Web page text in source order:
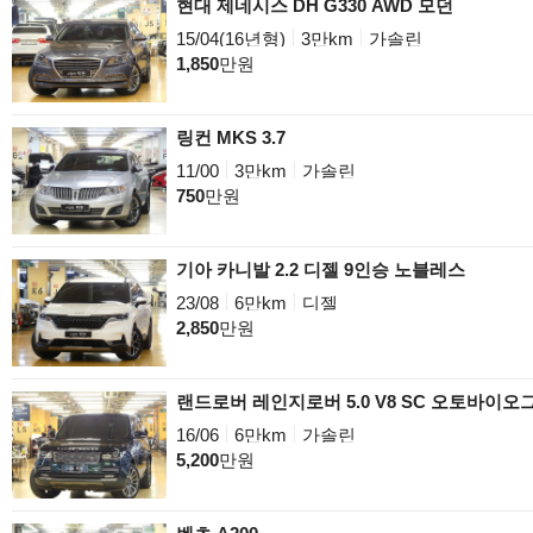
현대 제네시스 DH G330 AWD 모던
15/04(16년형)
3만km
가솔린
1,850만원
링컨 MKS 3.7
11/00
3만km
가솔린
750만원
기아 카니발 2.2 디젤 9인승 노블레스
23/08
6만km
디젤
2,850만원
랜드로버 레인지로버 5.0 V8 SC 오토바이오
16/06
6만km
가솔린
5,200만원